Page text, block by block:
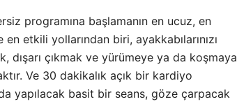
programına başlamanın en ucuz, en
en etkili yollarından biri, ayakkabılarınızı
dışarı çıkmak ve yürümeye ya da koşmaya
Ve 30 dakikalık açık bir kardiyo
yapılacak basit bir seans, göze çarpacak